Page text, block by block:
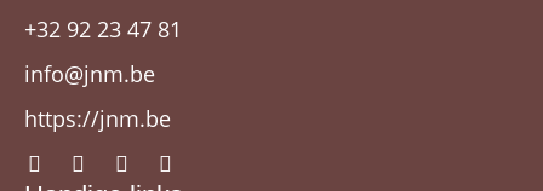
+32 92 23 47 81
info@jnm.be
https://jnm.be